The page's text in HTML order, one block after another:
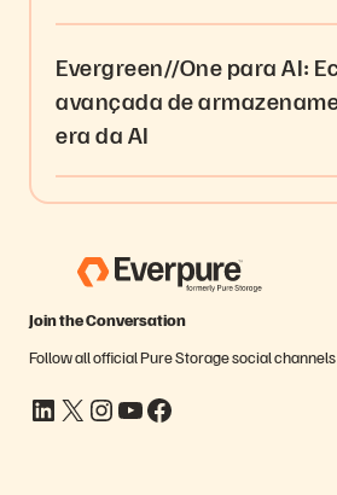
Evergreen//One para AI:
avançada de
era da AI
Join the Conversation
Follow all official Pure Storage social channels
LinkedIn X Instagram YouTube Facebook